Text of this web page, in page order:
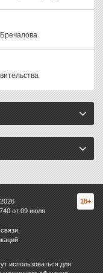
2026
от 09 июля
18+
использоваться для